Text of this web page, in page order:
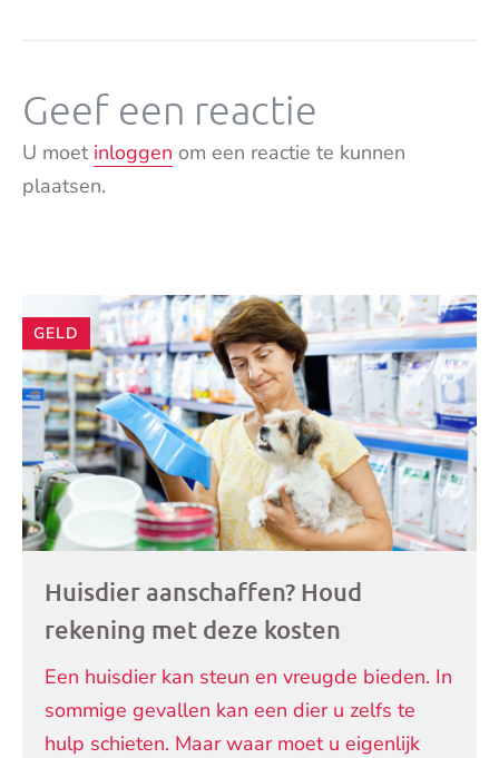
Geef een reactie
U moet inloggen om een reactie te kunnen
plaatsen.
Andere
artikelen
GELD
Huisdier aanschaffen? Houd
rekening met deze kosten
Een huisdier kan steun en vreugde bieden. In
sommige gevallen kan een dier u zelfs te
hulp schieten. Maar waar moet u eigenlijk